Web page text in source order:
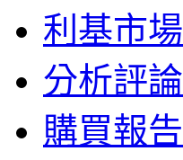
利基市場
分析評論
購買報告